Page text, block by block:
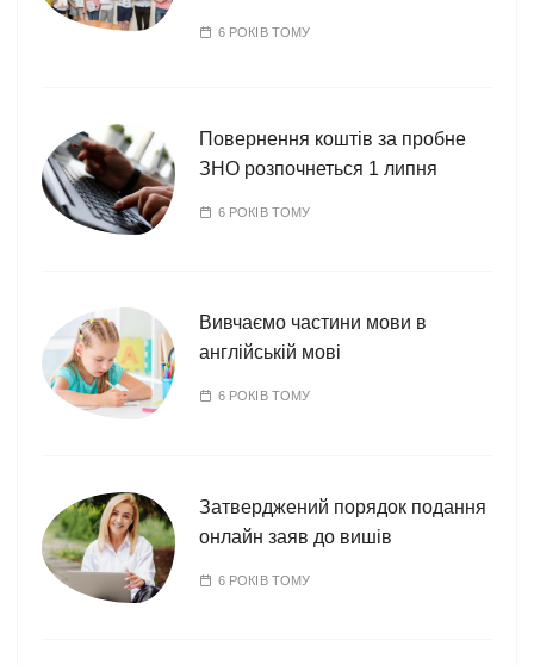
6 РОКІВ ТОМУ
Повернення коштів за пробне
ЗНО розпочнеться 1 липня
6 РОКІВ ТОМУ
Вивчаємо частини мови в
англійській мові
6 РОКІВ ТОМУ
Затверджений порядок подання
онлайн заяв до вишів
6 РОКІВ ТОМУ